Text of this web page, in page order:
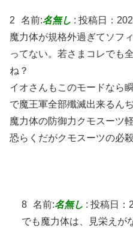
2 名前:名無し : 投稿日：
魔力体が規格外過ぎてソフ
ってない。若さまコレでも
ね？
イオさんもこのモードなら
で魔王軍全部殲滅出来る
魔力体の防御力クモスーツ
恐らくだがクモスーツの必
8 名前:名無し : 投稿日：
でも魔力体は、見栄えが